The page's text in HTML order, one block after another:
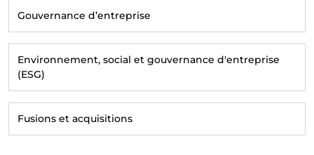
Gouvernance d’entreprise
Environnement, social et gouvernance d'entreprise
(ESG)
Fusions et acquisitions